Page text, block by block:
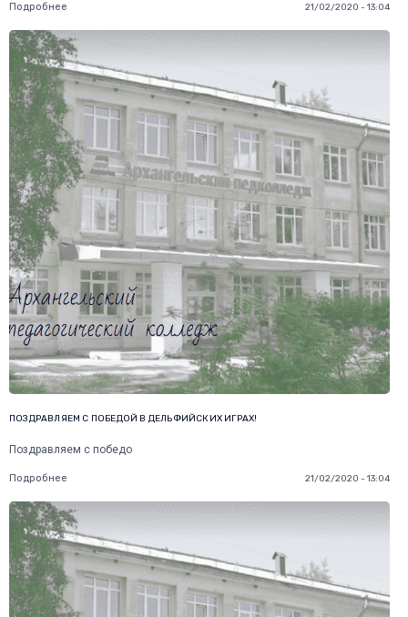
Подробнее 21/02/2020 - 13:04
ПОЗДРАВЛЯЕМ С ПОБЕДОЙ В ДЕЛЬФИЙСКИХ ИГРАХ!
Поздравляем с победо
Подробнее 21/02/2020 - 13:04